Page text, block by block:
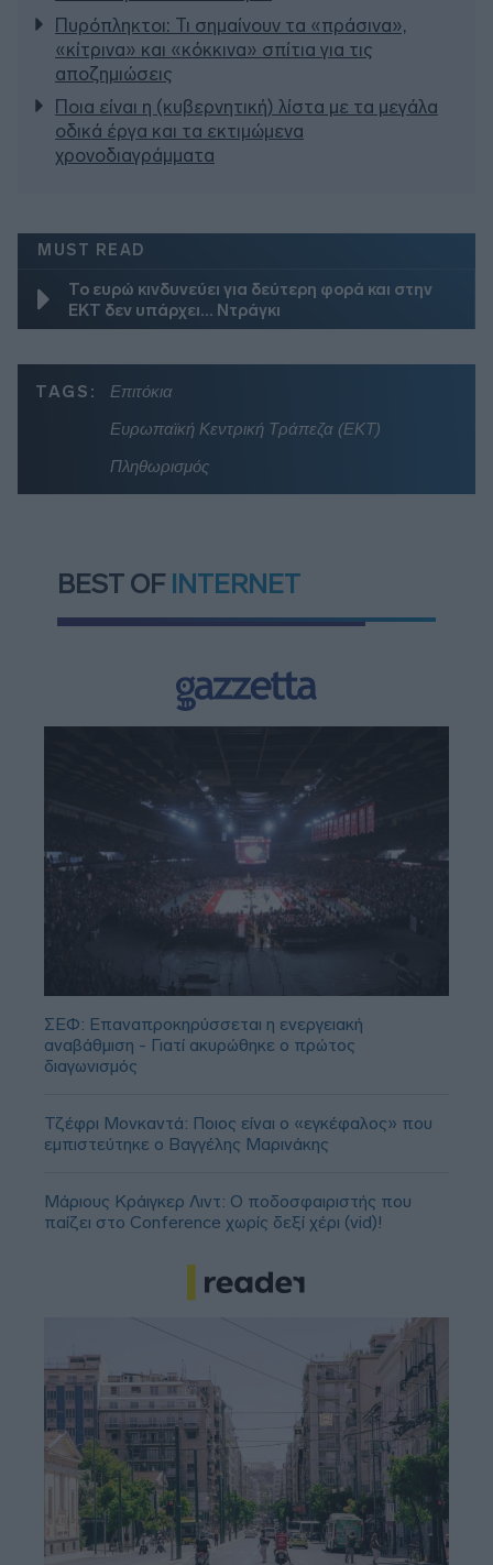
Πυρόπληκτοι: Τι σημαίνουν τα «πράσινα»,
«κίτρινα» και «κόκκινα» σπίτια για τις
αποζημιώσεις
Ποια είναι η (κυβερνητική) λίστα με τα μεγάλα
οδικά έργα και τα εκτιμώμενα
χρονοδιαγράμματα
MUST READ
Το ευρώ κινδυνεύει για δεύτερη φορά και στην
ΕΚΤ δεν υπάρχει… Ντράγκι
TAGS:
Επιτόκια
Ευρωπαϊκή Κεντρική Τράπεζα (ΕΚΤ)
Πληθωρισμός
BEST OF INTERNET
ΣΕΦ: Επαναπροκηρύσσεται η ενεργειακή
αναβάθμιση - Γιατί ακυρώθηκε ο πρώτος
διαγωνισμός
Τζέφρι Μονκαντά: Ποιος είναι ο «εγκέφαλος» που
εμπιστεύτηκε ο Βαγγέλης Μαρινάκης
Μάριους Κράιγκερ Λιντ: Ο ποδοσφαιριστής που
παίζει στο Conference χωρίς δεξί χέρι (vid)!